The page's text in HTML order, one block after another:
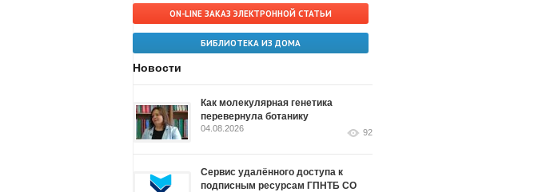
ON-LINE ЗАКАЗ ЭЛЕКТРОННОЙ СТАТЬИ
БИБЛИОТЕКА ИЗ ДОМА
Новости
Как молекулярная генетика
перевернула ботанику
04.08.2026 92
Сервис удалённого доступа к
подписным ресурсам ГПНТБ СО